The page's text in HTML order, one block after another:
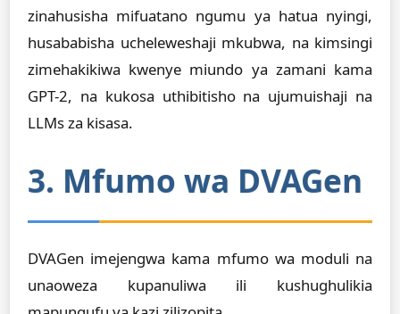
zinahusisha mifuatano ngumu ya hatua nyingi,
husababisha ucheleweshaji mkubwa, na kimsingi
zimehakikiwa kwenye miundo ya zamani kama
GPT-2, na kukosa uthibitisho na ujumuishaji na
LLMs za kisasa.
3. Mfumo wa DVAGen
DVAGen imejengwa kama mfumo wa moduli na
unaoweza kupanuliwa ili kushughulikia